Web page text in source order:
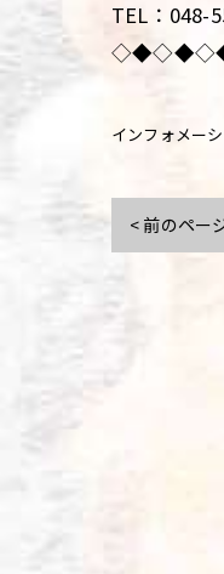
TEL：048-
インフォメー
< 前のペー